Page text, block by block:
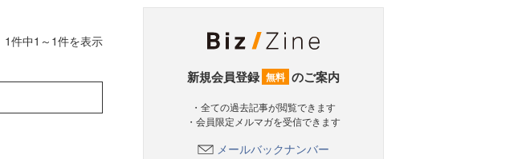
1件中1～1件を表示
新規会員登録 無料 のご案内
・全ての過去記事が閲覧できます
・会員限定メルマガを受信できます
メールバックナンバー